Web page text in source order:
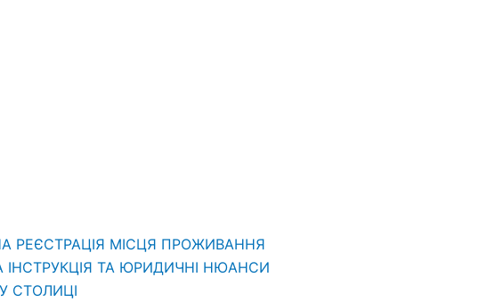
РЕЄСТРАЦІЯ МІСЦЯ ПРОЖИВАННЯ
ТА ЮРИДИЧНІ НЮАНСИ
СТОЛИЦІ